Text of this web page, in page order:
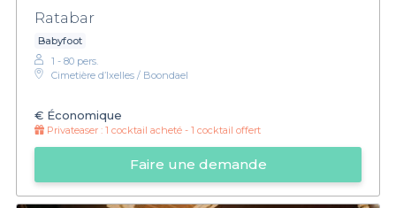
Ratabar
Babyfoot
1 - 80 pers.
Cimetière d’Ixelles / Boondael
€ Économique
Privateaser : 1 cocktail acheté - 1 cocktail offert
Faire une demande